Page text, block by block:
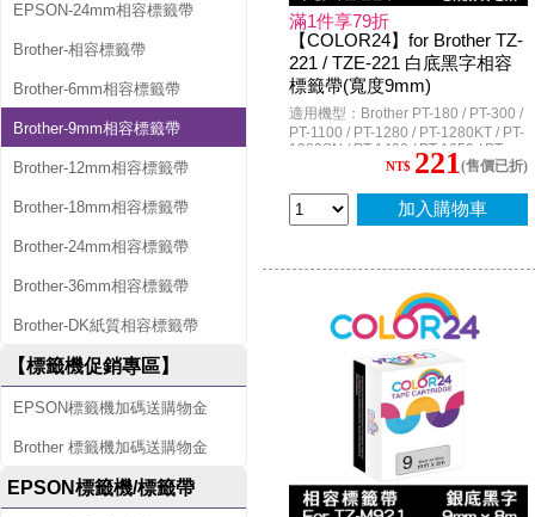
EPSON-24mm相容標籤帶
Brother-相容標籤帶
Brother-6mm相容標籤帶
Brother-9mm相容標籤帶
Brother-12mm相容標籤帶
Brother-18mm相容標籤帶
Brother-24mm相容標籤帶
Brother-36mm相容標籤帶
Brother-DK紙質相容標籤帶
【標籤機促銷專區】
EPSON標籤機加碼送購物金
Brother 標籤機加碼送購物金
EPSON標籤機/標籤帶
滿1件享79折
【COLOR24】for Brother TZ-
221 / TZE-221 白底黑字相容
標籤帶(寬度9mm)
適用機型：Brother PT-180 / PT-300 /
PT-1100 / PT-1280 / PT-1280KT / PT-
1280SN / PT-1400 / PT-1650 / PT-
1950 / PT-2100VP / PT-2420PC / PT-
2730 / PT-3600 / PT-7600 / PT-
9500PC / PT-9600 / PT-9700PC / PT-
D200KT / PT-D200LB / PT-D200DR /
PT-D600HK / PT-E800T / PT-E200 /
PT-E100VP / PT-E110VP / PT-
E200VP / PT-E300 / PT-E300VP / PT-
E300VPHK / PT-E550W / PT-
E550WVP / PT-E550WVPHK / PT-
E850TKW / PT-H110 / PT-P300BT /
PT-P700 / PT-P750W / PT-P900W /
PT-P950NW
NT$ 221(售價已折)
加入購物車